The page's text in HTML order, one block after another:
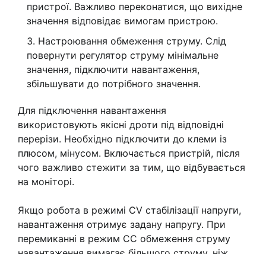
пристрої. Важливо переконатися, що вихідне
значення відповідає вимогам пристрою.
Настроювання обмеження струму. Слід
повернути регулятор струму мінімальне
значення, підключити навантаження,
збільшувати до потрібного значення.
Для підключення навантаження
використовують якісні дроти під відповідні
перерізи. Необхідно підключити до клеми із
плюсом, мінусом. Включається пристрій, після
чого важливо стежити за тим, що відбувається
на моніторі.
Якщо робота в режимі CV стабілізації напруги,
навантаження отримує задану напругу. При
перемиканні в режим CC обмеження струму